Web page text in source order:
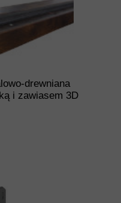
drewniana
i zawiasem 3D